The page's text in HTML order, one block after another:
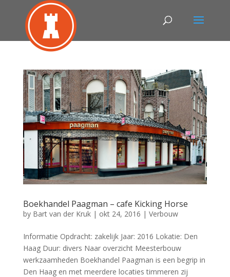
Boekhandel Paagman – cafe Kicking Horse
by Bart van der Kruk| okt 24, 2016 | Verbouw
Informatie Opdracht: zakelijk Jaar: 2016 Lokatie: Den
Haag Duur: divers Naar overzicht Meesterbouw
werkzaamheden Boekhandel Paagman is een begrip in
Den Haag en met meerdere locaties timmeren zij